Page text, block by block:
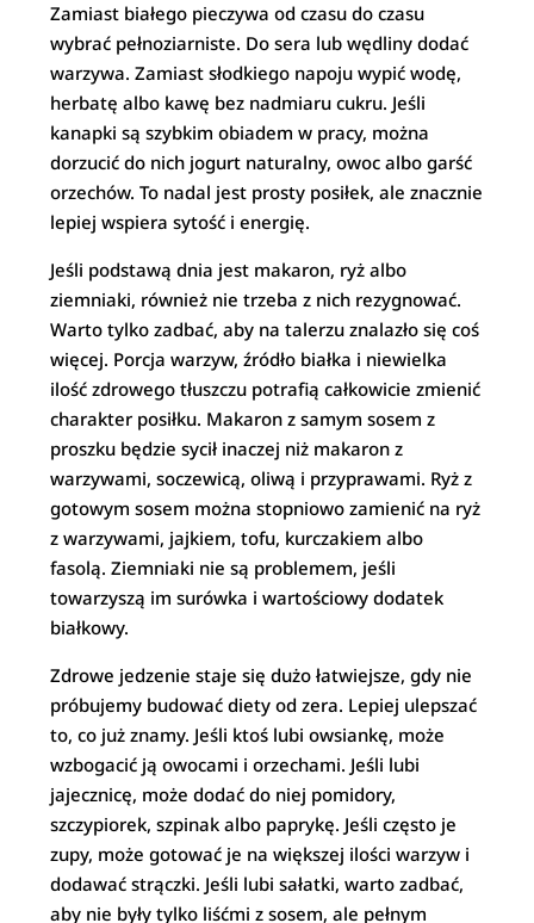
Zamiast białego pieczywa od czasu do czasu
wybrać pełnoziarniste. Do sera lub wędliny dodać
warzywa. Zamiast słodkiego napoju wypić wodę,
herbatę albo kawę bez nadmiaru cukru. Jeśli
kanapki są szybkim obiadem w pracy, można
dorzucić do nich jogurt naturalny, owoc albo garść
orzechów. To nadal jest prosty posiłek, ale znacznie
lepiej wspiera sytość i energię.
Jeśli podstawą dnia jest makaron, ryż albo
ziemniaki, również nie trzeba z nich rezygnować.
Warto tylko zadbać, aby na talerzu znalazło się coś
więcej. Porcja warzyw, źródło białka i niewielka
ilość zdrowego tłuszczu potrafią całkowicie zmienić
charakter posiłku. Makaron z samym sosem z
proszku będzie sycił inaczej niż makaron z
warzywami, soczewicą, oliwą i przyprawami. Ryż z
gotowym sosem można stopniowo zamienić na ryż
z warzywami, jajkiem, tofu, kurczakiem albo
fasolą. Ziemniaki nie są problemem, jeśli
towarzyszą im surówka i wartościowy dodatek
białkowy.
Zdrowe jedzenie staje się dużo łatwiejsze, gdy nie
próbujemy budować diety od zera. Lepiej ulepszać
to, co już znamy. Jeśli ktoś lubi owsiankę, może
wzbogacić ją owocami i orzechami. Jeśli lubi
jajecznicę, może dodać do niej pomidory,
szczypiorek, szpinak albo paprykę. Jeśli często je
zupy, może gotować je na większej ilości warzyw i
dodawać strączki. Jeśli lubi sałatki, warto zadbać,
aby nie były tylko liśćmi z sosem, ale pełnym